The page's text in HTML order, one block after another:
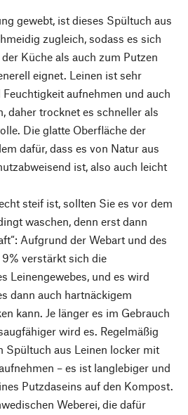
gewebt, ist dieses Spültuch aus
zugleich, sodass es sich
Küche als auch zum Putzen
eignet. Leinen ist sehr
aufnehmen und auch
daher trocknet es schneller als
Die glatte Oberfläche der
dafür, dass es von Natur aus
ist, also auch leicht
steif ist, sollten Sie es vor dem
waschen, denn erst dann
Aufgrund der Webart und des
verstärkt sich die
Leinengewebes, und es wird
dann auch hartnäckigem
kann. Je länger es im Gebrauch
wird es. Regelmäßig
Spültuch aus Leinen locker mit
– es ist langlebiger und
Putzdaseins auf den Kompost.
Weberei, die dafür